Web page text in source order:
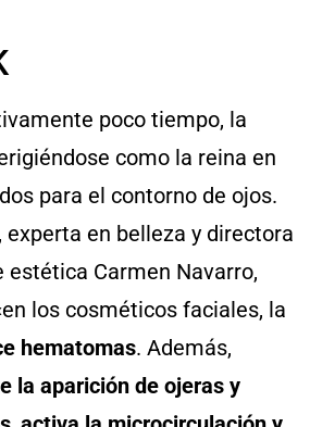
poco tiempo, la
como la reina en
para el contorno de ojos.
, experta en belleza y directora
estética Carmen Navarro,
los cosméticos faciales, la
hematomas. Además,
la aparición de ojeras y